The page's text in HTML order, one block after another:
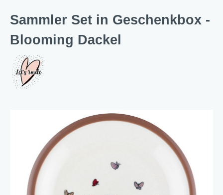
Sammler Set in Geschenkbox -
Blooming Dackel